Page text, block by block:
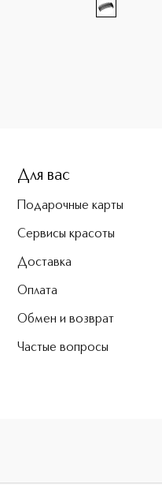
Для вас
Подарочные карты
Сервисы красоты
Доставка
Оплата
Обмен и возврат
Частые вопросы